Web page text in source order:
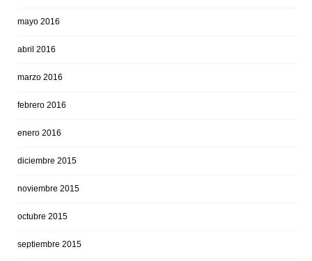
mayo 2016
abril 2016
marzo 2016
febrero 2016
enero 2016
diciembre 2015
noviembre 2015
octubre 2015
septiembre 2015